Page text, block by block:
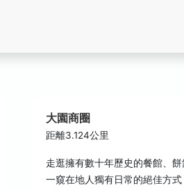
大園商圈
距離3.124公里
走逛擁有數十年歷史的餐館、
一窺在地人獨有日常的絕佳方